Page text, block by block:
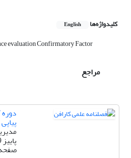
کلیدواژه‌ها English
evaluation Confirmatory Factor
مراجع
پیاپی 49
پاییز 1399